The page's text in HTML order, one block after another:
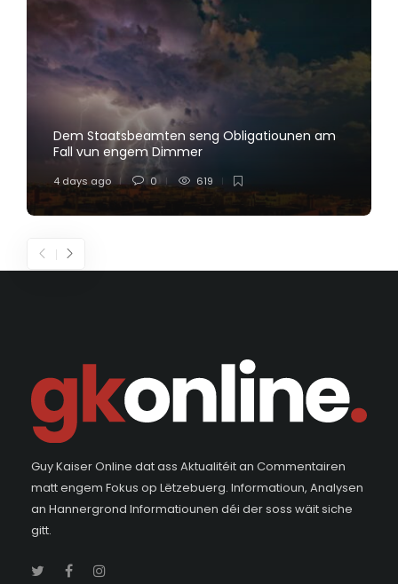
Dem Staatsbeamten seng Obligatiounen am
Fall vun engem Dimmer
4 days ago 0 619
Guy Kaiser Online dat ass Aktualitéit an Commentairen
matt engem Fokus op Lëtzebuerg. Informatioun, Analysen
an Hannergrond Informatiounen déi der soss wäit siche
gitt.